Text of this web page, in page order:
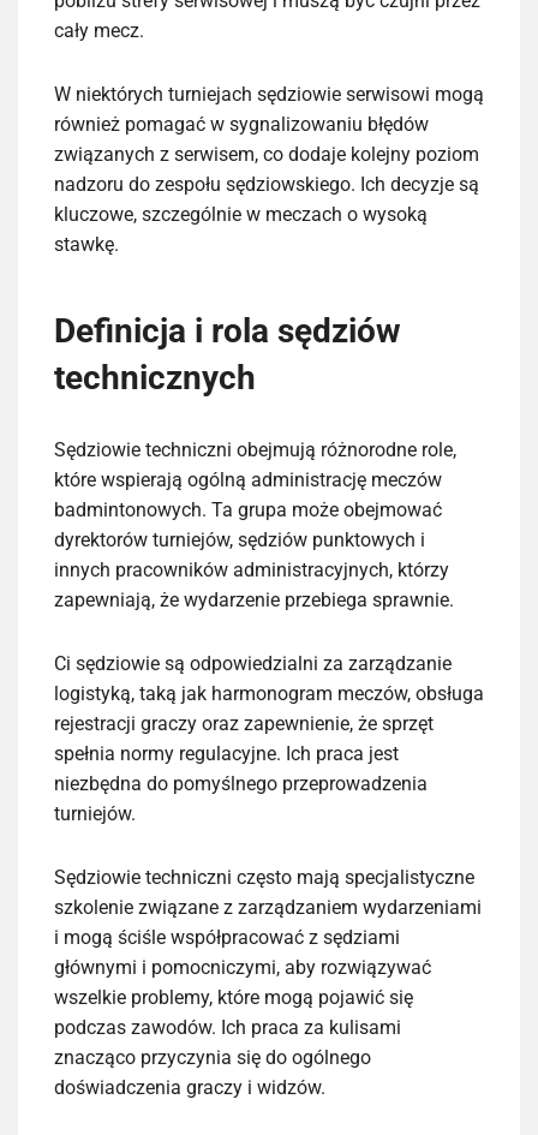
cały mecz.
W niektórych turniejach sędziowie serwisowi mogą
również pomagać w sygnalizowaniu błędów
związanych z serwisem, co dodaje kolejny poziom
nadzoru do zespołu sędziowskiego. Ich decyzje są
kluczowe, szczególnie w meczach o wysoką
stawkę.
Definicja i rola sędziów
technicznych
Sędziowie techniczni obejmują różnorodne role,
które wspierają ogólną administrację meczów
badmintonowych. Ta grupa może obejmować
dyrektorów turniejów, sędziów punktowych i
innych pracowników administracyjnych, którzy
zapewniają, że wydarzenie przebiega sprawnie.
Ci sędziowie są odpowiedzialni za zarządzanie
logistyką, taką jak harmonogram meczów, obsługa
rejestracji graczy oraz zapewnienie, że sprzęt
spełnia normy regulacyjne. Ich praca jest
niezbędna do pomyślnego przeprowadzenia
turniejów.
Sędziowie techniczni często mają specjalistyczne
szkolenie związane z zarządzaniem wydarzeniami
i mogą ściśle współpracować z sędziami
głównymi i pomocniczymi, aby rozwiązywać
wszelkie problemy, które mogą pojawić się
podczas zawodów. Ich praca za kulisami
znacząco przyczynia się do ogólnego
doświadczenia graczy i widzów.